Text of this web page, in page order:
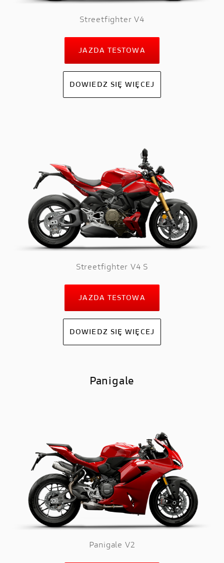
Streetfighter V4
JAZDA TESTOWA
DOWIEDZ SIĘ WIĘCEJ
Streetfighter V4 S
JAZDA TESTOWA
DOWIEDZ SIĘ WIĘCEJ
Panigale
Panigale V2